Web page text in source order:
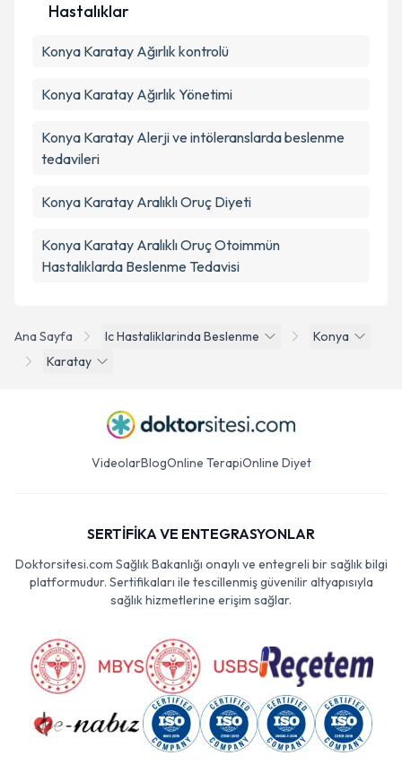
Ana Sayfa Ic Hastaliklarinda Beslenme
Konya
Karatay
Hastalıklar
Konya Karatay Ağırlık kontrolü
Konya Karatay Ağırlık Yönetimi
Konya Karatay Alerji ve intöleranslarda beslenme
tedavileri
Konya Karatay Aralıklı Oruç Diyeti
Konya Karatay Aralıklı Oruç Otoimmün
Hastalıklarda Beslenme Tedavisi
VideolarBlogOnline TerapiOnline Diyet
SERTİFİKA VE ENTEGRASYONLAR
Doktorsitesi.com Sağlık Bakanlığı onaylı ve entegreli bir sağlık bilgi
platformudur. Sertifikaları ile tescillenmiş güvenilir altyapısıyla
sağlık hizmetlerine erişim sağlar.